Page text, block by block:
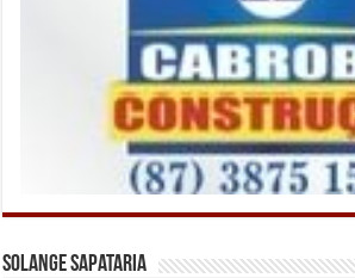
Solange Sapataria